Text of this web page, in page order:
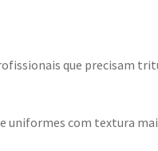
que precisam
uniformes com textura